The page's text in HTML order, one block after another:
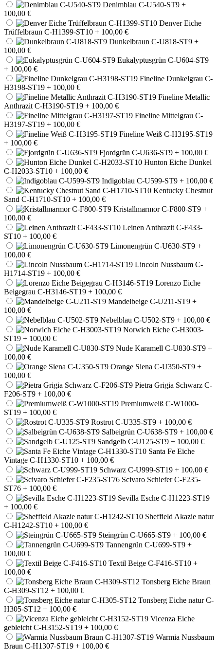
Denimblau C-U540-ST9 +
100,00 €
Denver Eiche
Trüffelbraun C-H1399-ST10 + 100,00 €
Dunkelbraun C-U818-ST9 +
100,00 €
Eukalyptusgrün C-U604-ST9
+ 100,00 €
Fineline Dunkelgrau C-
H3198-ST19 + 100,00 €
Fineline Metallic
Anthrazit C-H3190-ST19 + 100,00 €
Fineline Mittelgrau C-
H3197-ST19 + 100,00 €
Fineline Weiß C-H3195-ST19
+ 100,00 €
Fjordgrün C-U636-ST9 + 100,00 €
Hunton Eiche Dunkel
C-H2033-ST10 + 100,00 €
Indigoblau C-U599-ST9 + 100,00 €
Kentucky Chestnut
Sand C-H1710-ST10 + 100,00 €
Kristallmarmor C-F800-ST9 +
100,00 €
Leinen Anthrazit C-F433-
ST10 + 100,00 €
Limonengrün C-U630-ST9 +
100,00 €
Lincoln Nussbaum C-
H1714-ST19 + 100,00 €
Lorenzo Eiche
Beigegrau C-H3146-ST19 + 100,00 €
Mandelbeige C-U211-ST9 +
100,00 €
Nebelblau C-U502-ST9 + 100,00 €
Norwich Eiche C-H3003-
ST19 + 100,00 €
Nude Karamell C-U830-ST9 +
100,00 €
Orange Siena C-U350-ST9 +
100,00 €
Pietra Grigia Schwarz C-
F206-ST9 + 100,00 €
Premiumweiß C-W1000-
ST19 + 100,00 €
Rostrot C-U335-ST9 + 100,00 €
Salbeigrün C-U638-ST9 + 100,00 €
Sandgelb C-U125-ST9 + 100,00 €
Santa Fe Eiche
Vintage C-H1330-ST10 + 100,00 €
Schwarz C-U999-ST19 + 100,00 €
Scivaro Schiefer C-F235-
ST76 + 100,00 €
Sevilla Esche C-H1223-ST19
+ 100,00 €
Sheffield Akazie natur
C-H1242-ST10 + 100,00 €
Steingrün C-U665-ST9 + 100,00 €
Tannengrün C-U699-ST9 +
100,00 €
Textil Beige C-F416-ST10 +
100,00 €
Tonsberg Eiche Braun
C-H309-ST12 + 100,00 €
Tonsberg Eiche natur C-
H305-ST12 + 100,00 €
Vicenza Eiche
gebleicht C-H3152-ST19 + 100,00 €
Warmia Nussbaum
Braun C-H1307-ST19 + 100,00 €